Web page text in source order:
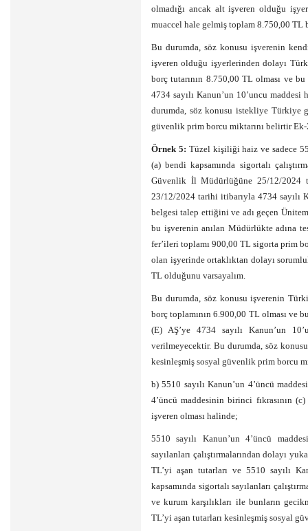
olmadığı ancak alt işveren olduğu
muaccel hale gelmiş toplam 8.750,00
Bu durumda, söz konusu işverenin
işveren olduğu işyerlerinden dolayı
borç tutarının 8.750,00 TL olması ve
4734 sayılı Kanun’un 10’uncu
durumda, söz konusu istekliye Türkiye
güvenlik prim borcu miktarını belirtir
Örnek 5: Tüzel kişiliği haiz ve sadece
(a) bendi kapsamında sigortalı
Güvenlik İl Müdürlüğüne 25/12/2024
23/12/2024 tarihi itibarıyla 4734 sayılı
belgesi talep ettiğini ve adı geçen
bu işverenin anılan Müdürlükte adına
fer’ileri toplamı 900,00 TL sigorta prim
olan işyerinde ortaklıktan dolayı
TL olduğunu varsayalım.
Bu durumda, söz konusu işverenin
borç toplamının 6.900,00 TL olması ve
(E) AŞ’ye 4734 sayılı Kanun’un
verilmeyecektir. Bu durumda, söz
kesinleşmiş sosyal güvenlik prim borcu
b) 5510 sayılı Kanun’un 4’üncü
4’üncü maddesinin birinci fıkrasının
işveren olması halinde;
5510 sayılı Kanun’un 4’üncü
sayılanları çalıştırmalarından dolayı
TL’yi aşan tutarları ve 5510 sayılı
kapsamında sigortalı sayılanları
ve kurum karşılıkları ile bunların
TL’yi aşan tutarları kesinleşmiş sosyal